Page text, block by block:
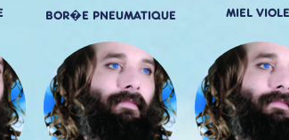
BOR�E PNEUMATIQUE MIEL